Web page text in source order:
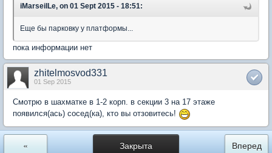
iMarseilLe, on 01 Sept 2015 - 18:51:
Еще бы парковку у платформы...
пока информации нет
zhitelmosvod331
01 Sep 2015
Смотрю в шахматке в 1-2 корп. в секции 3 на 17 этаже
появился(ась) сосед(ка), кто вы отзовитесь!
Закрыта
«
Вперед